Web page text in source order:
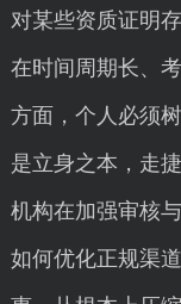
对某些资质证明
在时间周期长、
方面，个人必须
是立身之本，走
机构在加强审核
如何优化正规渠